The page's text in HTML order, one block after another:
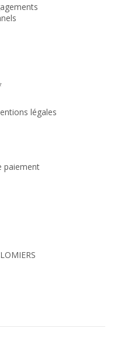
légales
paiement